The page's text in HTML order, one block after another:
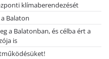
klímaberendezését
Balaton
a Balatonban, és célba ért a
is